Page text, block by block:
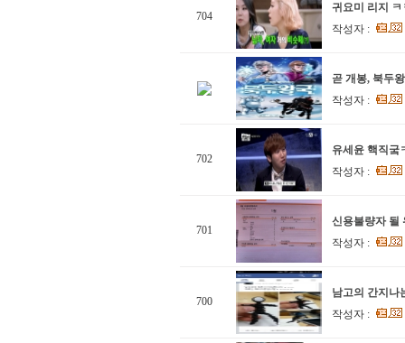
704
귀요미 리지 ㅋ
작성자 :
곧 개봉, 북두
작성자 :
702
유세윤 핵직궄
작성자 :
701
신용불량자 될
작성자 :
700
남고의 간지나
작성자 :